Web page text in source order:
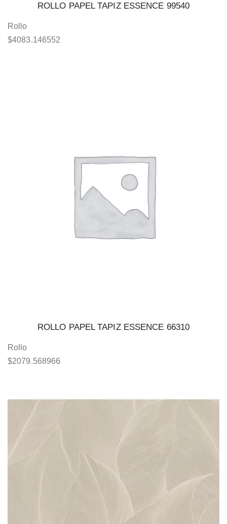
ROLLO PAPEL TAPIZ ESSENCE 99540
Rollo
$4083.146552
ROLLO PAPEL TAPIZ ESSENCE 66310
Rollo
$2079.568966